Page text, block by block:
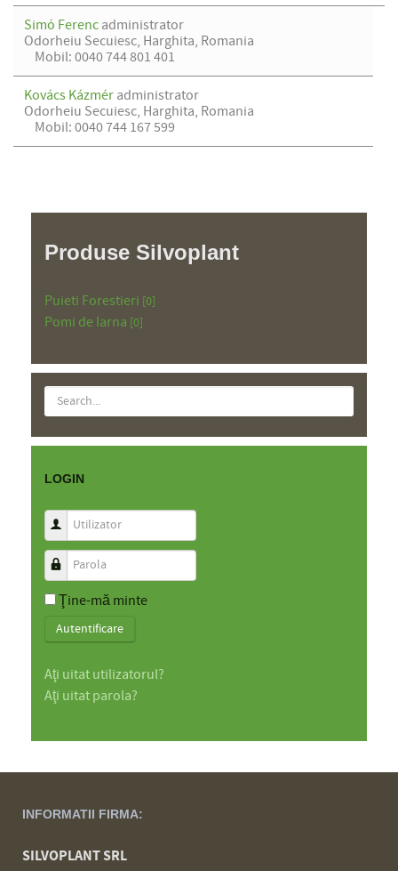
Simó Ferenc administrator
Odorheiu Secuiesc, Harghita, Romania
Mobil: 0040 744 801 401
Kovács Kázmér administrator
Odorheiu Secuiesc, Harghita, Romania
Mobil: 0040 744 167 599
Produse Silvoplant
Puieti Forestieri [0]
Pomi de Iarna [0]
LOGIN
Utilizator
Parola
Ţine-mă minte
Autentificare
Aţi uitat utilizatorul?
Aţi uitat parola?
INFORMATII FIRMA:
SILVOPLANT SRL